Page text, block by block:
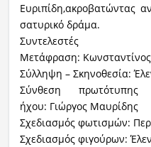
Ευριπίδη,ακροβατώντας
σατυρικό δράμα.
Συντελεστές
Μετάφραση:
Σύλληψη – Σκηνοθεσία:
Σύνθεση
ήχου: Γιώργος Μαυρίδης
Σχεδιασμός φωτισμών:
Σχεδιασμός φιγούρων: